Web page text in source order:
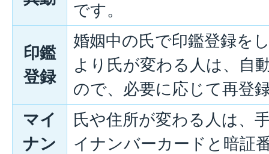
です。
印鑑
登録
婚姻中の氏で印鑑登録を
より氏が変わる人は、自
ので、必要に応じて再登
マイ
ナン
氏や住所が変わる人は、
イナンバーカードと暗証